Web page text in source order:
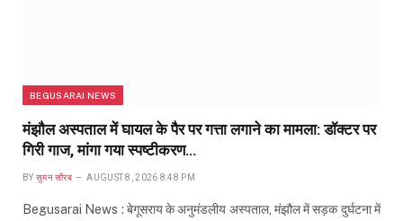
BEGUSARAI NEWS
मंझौल अस्पताल में घायल के पैर पर गत्ता लगाने का मामला: डॉक्टर पर
गिरी गाज, मांगा गया स्पष्टीकरण…
BY सुमन सौरब AUGUST 8, 2026 8:48 PM
Begusarai News : बेगूसराय के अनुमंडलीय अस्पताल, मंझौल में सड़क दुर्घटना में